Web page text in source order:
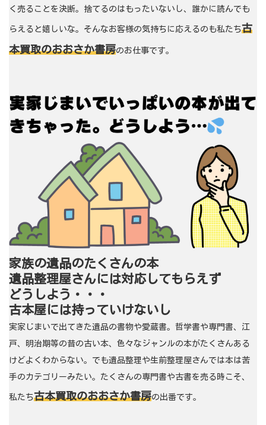
く売ることを決断。捨てるのはもったいないし、誰かに読んでも
らえると嬉しいな。そんなお客様の気持ちに応えるのも私たち古
本買取のおおさか書房のお仕事です。
家族の遺品のたくさんの本
遺品整理屋さんには対応してもらえず
どうしよう・・・
古本屋には持っていけないし
実家じまいで出てきた遺品の書物や愛蔵書。哲学書や専門書、江
戸、明治期等の昔の古い本、色々なジャンルの本がたくさんある
けどよくわからない。でも遺品整理や生前整理屋さんでは本は苦
手のカテゴリーみたい。たくさんの専門書や古書を売る時こそ、
私たち古本買取のおおさか書房の出番です。